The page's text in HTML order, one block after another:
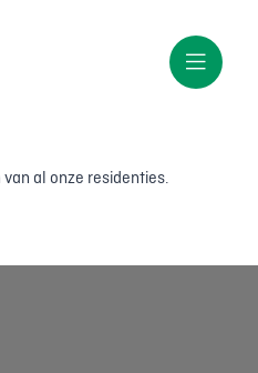
al onze residenties.